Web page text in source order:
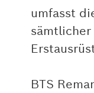
umfasst
BTS